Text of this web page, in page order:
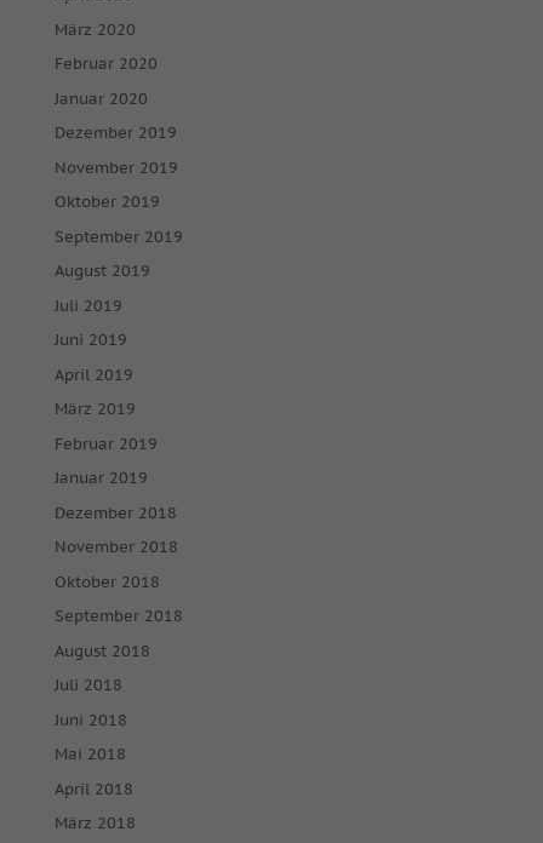
März 2020
Februar 2020
Januar 2020
Dezember 2019
November 2019
Oktober 2019
September 2019
August 2019
Juli 2019
Juni 2019
April 2019
März 2019
Februar 2019
Januar 2019
Dezember 2018
November 2018
Oktober 2018
September 2018
August 2018
Juli 2018
Juni 2018
Mai 2018
April 2018
März 2018